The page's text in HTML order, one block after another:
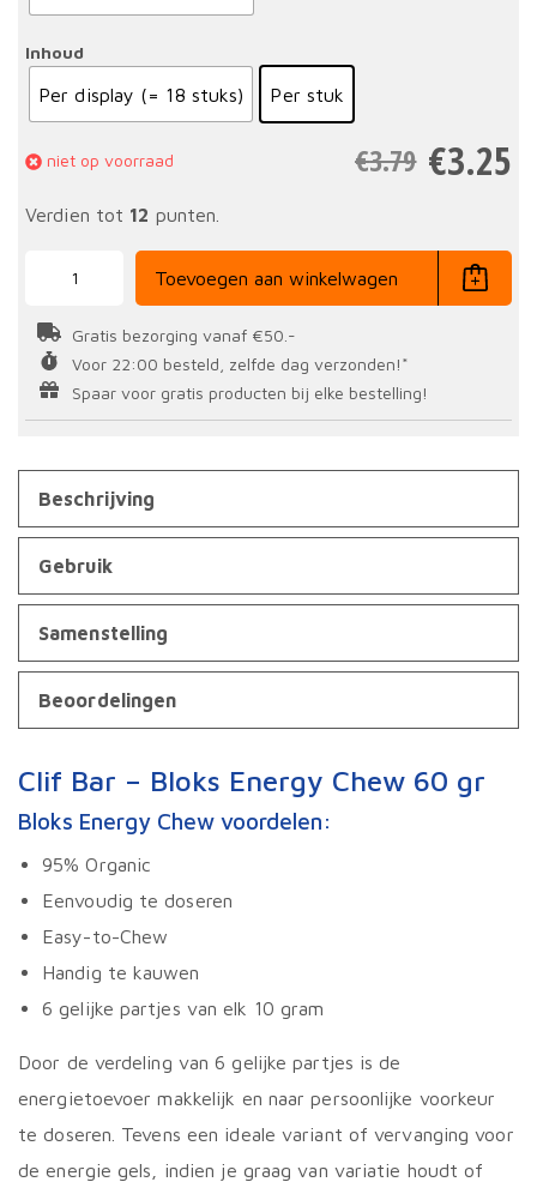
Inhoud
Per display (= 18 stuks) Per stuk
niet op voorraad €3.79 €3.25
Verdien tot 12 punten.
Energy
gr
aantal
Toevoegen aan winkelwagen
Gratis bezorging vanaf €50.-
Voor 22:00 besteld, zelfde dag verzonden!*
Spaar voor gratis producten bij elke bestelling!
Beschrijving
Gebruik
Samenstelling
Beoordelingen
Clif Bar – Bloks Energy Chew 60 gr
Bloks Energy Chew voordelen:
95% Organic
Eenvoudig te doseren
Easy-to-Chew
Handig te kauwen
6 gelijke partjes van elk 10 gram
Door de verdeling van 6 gelijke partjes is de
energietoevoer makkelijk en naar persoonlijke voorkeur
te doseren. Tevens een ideale variant of vervanging voor
de energie gels, indien je graag van variatie houdt of